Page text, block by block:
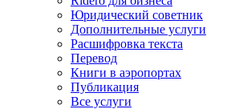
Юридический советник
Дополнительные услуги
Расшифровка текста
Перевод
Книги в аэропортах
Публикация
Все услуги